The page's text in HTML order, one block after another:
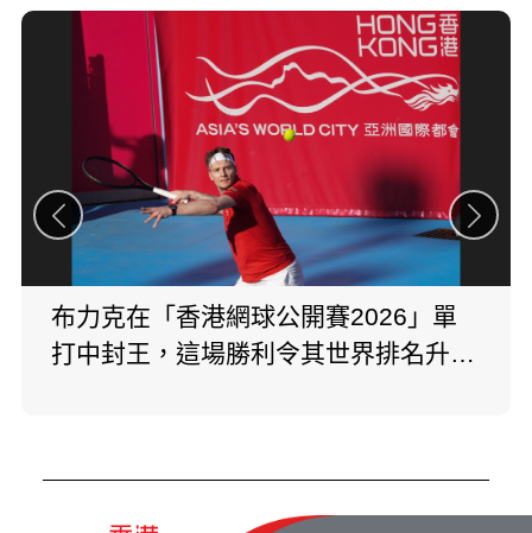
布力克在「香港網球公開賽2026」單
打中封王，這場勝利令其世界排名升至